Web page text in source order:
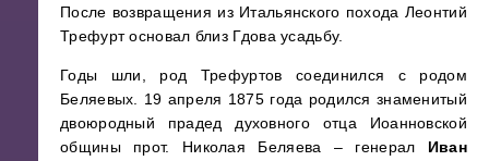
После возвращения из Итальянского похода Леонтий
Трефурт основал близ Гдова усадьбу.
Годы шли, род Трефуртов соединился с родом
Беляевых. 19 апреля 1875 года родился знаменитый
двоюродный прадед духовного отца Иоанновской
общины прот. Николая Беляева – генерал Иван